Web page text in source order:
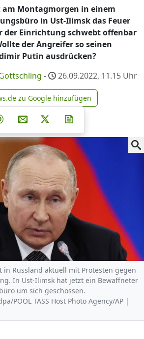
am Montagmorgen in einem
in Ust-Ilimsk das Feuer
der Einrichtung schwebt offenbar
der Angreifer so seinen
Putin ausdrücken?
- 26.09.2022, 11.15 Uhr
news.de zu Google
zu Google hinzufügen
Teilen auf Facebook
Teilen auf Whatsapp
Teilen auf Telegram
Teilen auf Pinterest
Per E-Mail teilen
Post auf X
Russland aktuell mit Protesten gegen
In Ust-Ilimsk hat jetzt ein Bewaffneter
um sich geschossen.
POOL TASS Host Photo Agency/AP |